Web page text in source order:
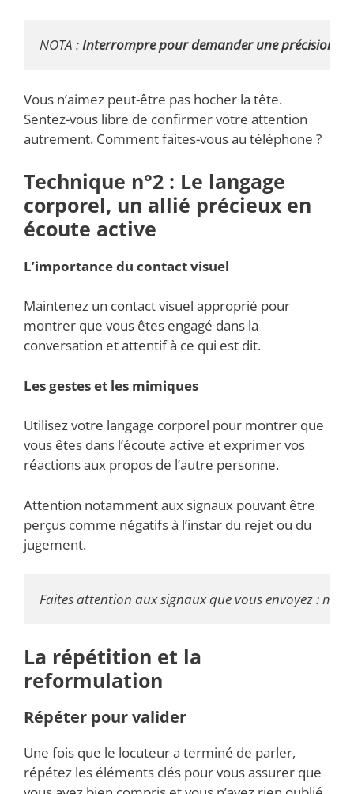
NOTA : Interrompre pour demander une précision
Vous n’aimez peut-être pas hocher la tête.
Sentez-vous libre de confirmer votre attention
autrement. Comment faites-vous au téléphone ?
Technique n°2 : Le langage
corporel, un allié précieux en
écoute active
L’importance du contact visuel
Maintenez un contact visuel approprié pour
montrer que vous êtes engagé dans la
conversation et attentif à ce qui est dit.
Les gestes et les mimiques
Utilisez votre langage corporel pour montrer que
vous êtes dans l’écoute active et exprimer vos
réactions aux propos de l’autre personne.
Attention notamment aux signaux pouvant être
perçus comme négatifs à l’instar du rejet ou du
jugement.
Faites attention aux signaux que vous envoyez :
La répétition et la
reformulation
Répéter pour valider
Une fois que le locuteur a terminé de parler,
répétez les éléments clés pour vous assurer que